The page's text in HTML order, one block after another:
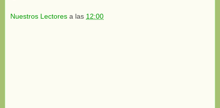
Nuestros Lectores a las 12:00